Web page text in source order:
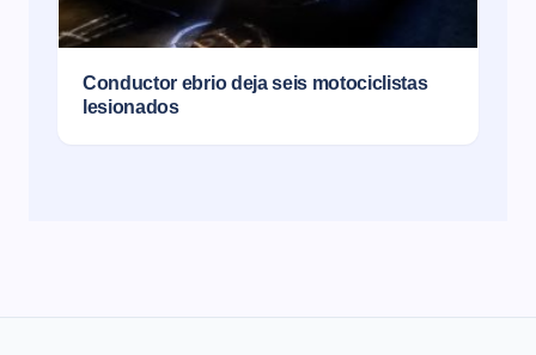
Conductor ebrio deja seis motociclistas
lesionados